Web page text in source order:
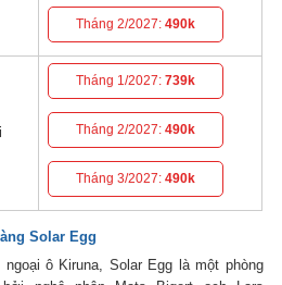
Tháng 2/2027:490k
Tháng 1/2027:739k
Tháng 2/2027:490k
Tháng 3/2027:490k
Solar Egg
ô Kiruna, Solar Egg là một phòng